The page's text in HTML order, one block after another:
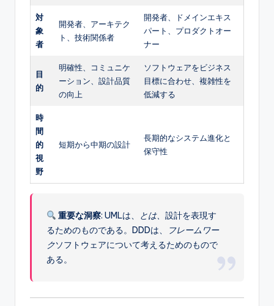
対
象
者
開発者、アーキテク
ト、技術関係者
開発者、ドメインエキス
パート、プロダクトオー
ナー
目
的
明確性、コミュニケ
ーション、設計品質
の向上
ソフトウェアをビジネス
目標に合わせ、複雑性を
低減する
時
間
的
視
野
短期から中期の設計
長期的なシステム進化と
保守性
重要な洞察: UMLは、 とは、設計を表現す
るためのものである。DDDは、
フレームワー
クソフトウェアについて考えるためのもので
ある。